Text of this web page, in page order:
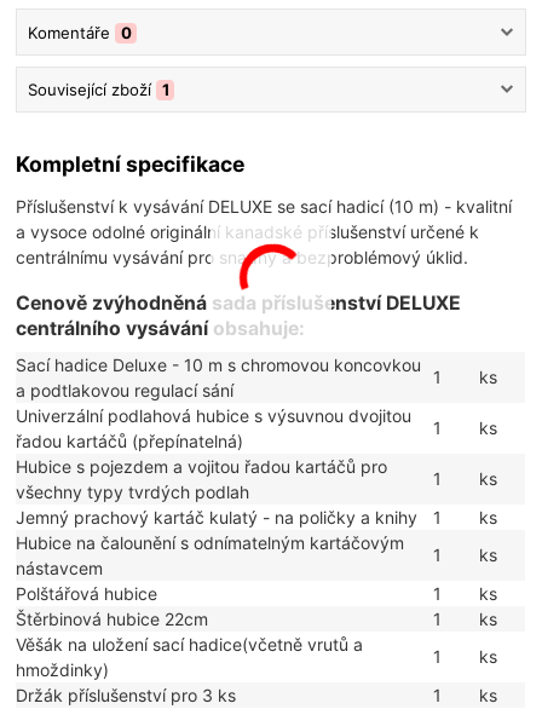
Komentáře 0
Související zboží 1
Kompletní specifikace
Příslušenství k vysávání DELUXE se sací hadicí (10 m) - kvalitní
a vysoce odolné originální kanadské příslušenství určené k
centrálnímu vysávání pro snadný a bezproblémový úklid.
Cenově zvýhodněná sada příslušenství DELUXE
centrálního vysávání obsahuje:
Sací hadice Deluxe - 10 m s chromovou koncovkou
a podtlakovou regulací sání
1
ks
Univerzální podlahová hubice s výsuvnou dvojitou
řadou kartáčů (přepínatelná)
1
ks
Hubice s pojezdem a vojitou řadou kartáčů pro
všechny typy tvrdých podlah
1
ks
Jemný prachový kartáč kulatý - na poličky a knihy
1
ks
Hubice na čalounění s odnímatelným kartáčovým
nástavcem
1
ks
Polštářová hubice
1
ks
Štěrbinová hubice 22cm
1
ks
Věšák na uložení sací hadice(včetně vrutů a
hmoždinky)
1
ks
Držák příslušenství pro 3 ks
1
ks